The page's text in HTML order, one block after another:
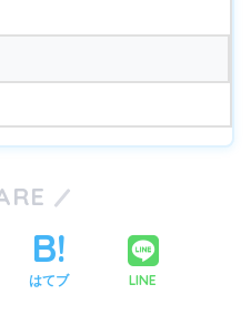
はてブ LINE